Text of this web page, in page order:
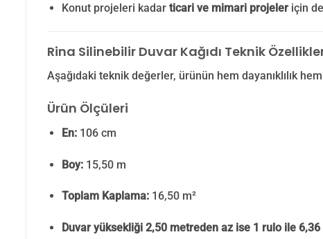
Konut projeleri kadar ticari ve mimari projeleriçin
Rina Silinebilir Duvar Kağıdı Teknik
Aşağıdaki teknik değerler, ürünün hem dayanıklılık
Ürün Ölçüleri
En:106 cm
Boy:15,50 m
Toplam Kaplama:16,50 m²
Duvar yüksekliği 2,50 metreden az ise 1 rulo ile 6,36